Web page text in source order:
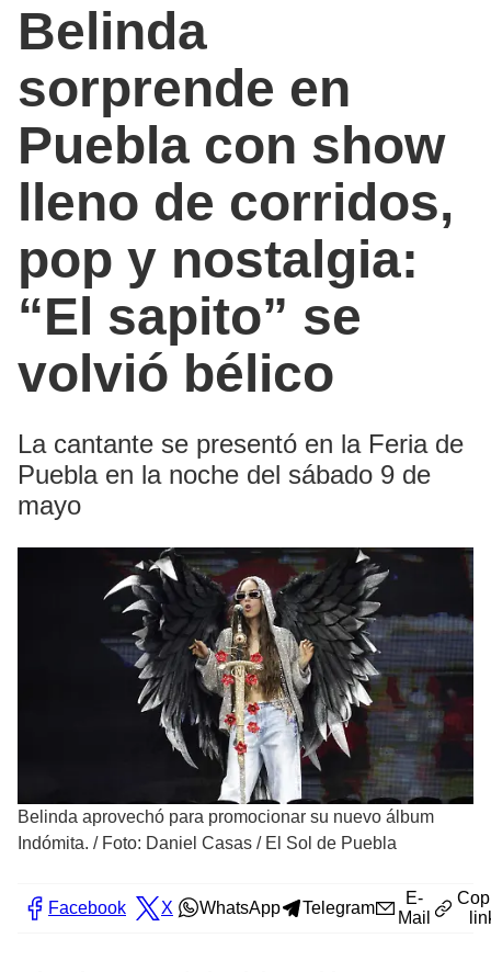
Belinda
sorprende en
Puebla con show
lleno de corridos,
pop y nostalgia:
“El sapito” se
volvió bélico
La cantante se presentó en la Feria de
Puebla en la noche del sábado 9 de
mayo
Belinda aprovechó para promocionar su nuevo álbum
Indómita. / Foto: Daniel Casas / El Sol de Puebla
Facebook X WhatsApp Telegram
E-
Mail